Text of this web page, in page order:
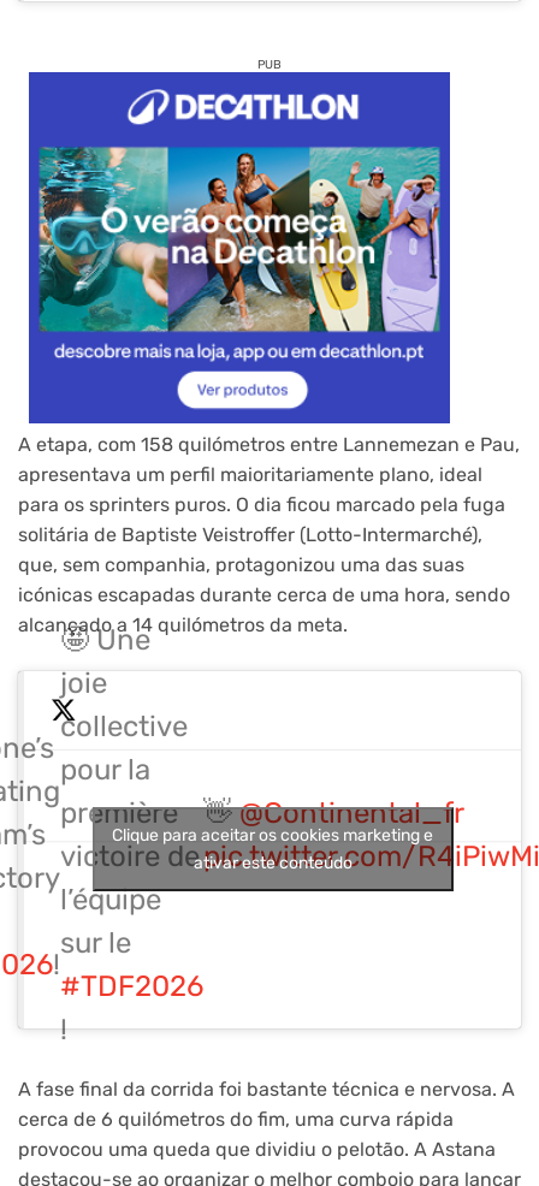
PUB
A etapa, com 158 quilómetros entre Lannemezan e Pau,
apresentava um perfil maioritariamente plano, ideal
para os sprinters puros. O dia ficou marcado pela fuga
solitária de Baptiste Veistroffer (Lotto-Intermarché),
que, sem companhia, protagonizou uma das suas
icónicas escapadas durante cerca de uma hora, sendo
alcançado a 14 quilómetros da meta.
!
🤩 Une
joie
collective
pour la
première
victoire de
l’équipe
sur le
#TDF2026
!
👋@Continental_fr
pic.twitter.com/
Clique para aceitar os cookies marketing e
ativar este conteúdo
A fase final da corrida foi bastante técnica e nervosa. A
cerca de 6 quilómetros do fim, uma curva rápida
provocou uma queda que dividiu o pelotão. A Astana
destacou-se ao organizar o melhor comboio para lançar